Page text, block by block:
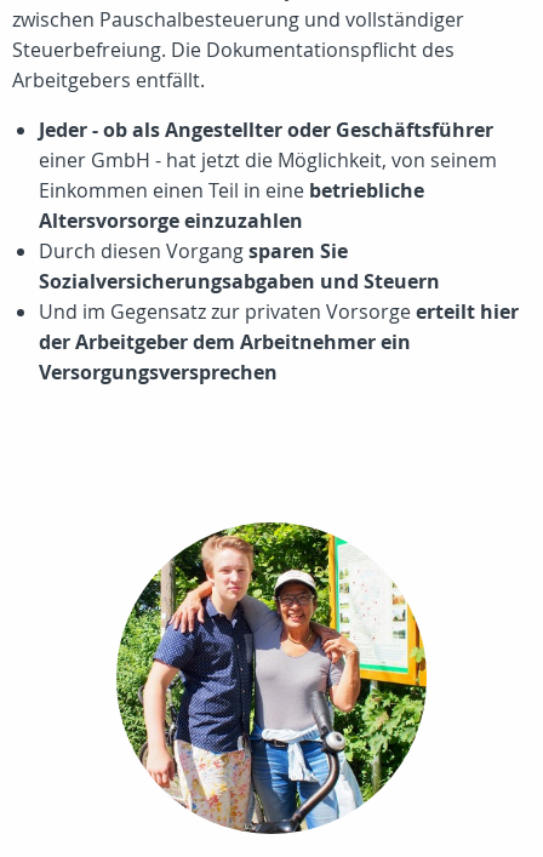
zwischen Pauschalbesteuerung und vollständiger
Steuerbefreiung. Die Dokumentationspflicht des
Arbeitgebers entfällt.
Jeder - ob als Angestellter oder Geschäftsführer
einer GmbH - hat jetzt die Möglichkeit, von seinem
Einkommen einen Teil in eine betriebliche
Altersvorsorge einzuzahlen
Durch diesen Vorgangsparen Sie
Sozialversicherungsabgaben und Steuern
Und im Gegensatz zur privaten Vorsorgeerteilt hier
der Arbeitgeber dem Arbeitnehmer ein
Versorgungsversprechen